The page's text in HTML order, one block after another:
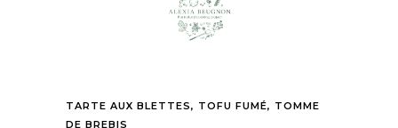
TARTE AUX BLETTES, TOFU FUMÉ, TOMME
DE BREBIS